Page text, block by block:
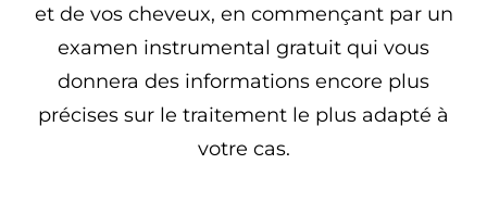
et de vos cheveux, en commençant par un
examen instrumental gratuit qui vous
donnera des informations encore plus
précises sur le traitement le plus adapté à
votre cas.